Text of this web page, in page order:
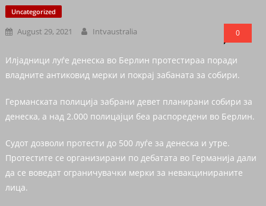
Uncategorized
August 29, 2021 Intvaustralia 0
Илјадници луѓе денеска во Берлин протестираа поради
владните антиковид мерки и покрај забаната за собири.
Германската полиција забрани девет планирани собири за
денеска, а над 2.000 полицајци беа распоредени во Берлин.
Судот дозволи протести до 500 луѓе за денеска и утре.
Протестите се организирани по дебатата во Германија дали
да се воведат ограничувачки мерки за невакцинираните
лица.